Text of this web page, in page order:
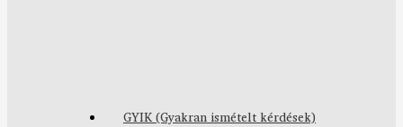
GYIK (Gyakran ismételt kérdések)